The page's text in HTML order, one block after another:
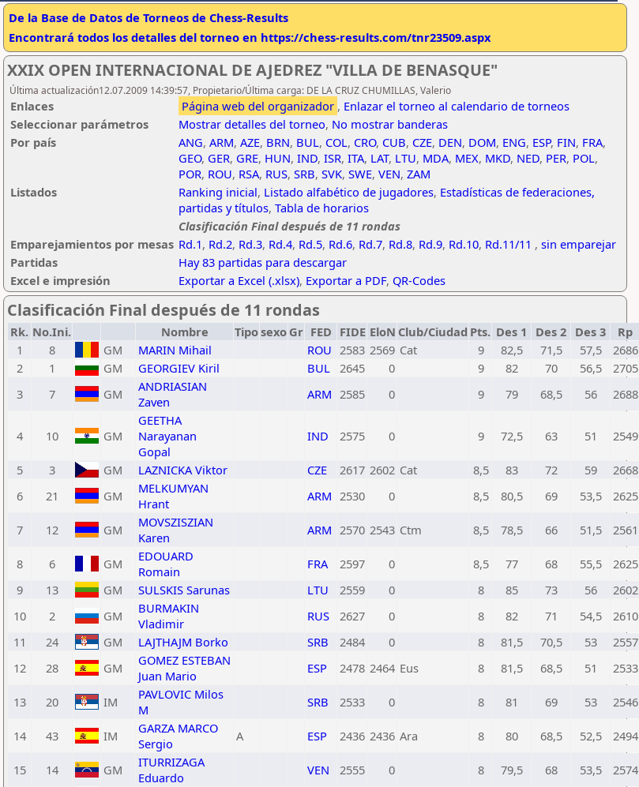
De la Base de Datos de Torneos de Chess-Results
Encontrará todos los detalles del torneo en https://chess-results.com/tnr23509.aspx
XXIX OPEN INTERNACIONAL DE AJEDREZ "VILLA DE BENASQUE"
Última actualización12.07.2009 14:39:57, Propietario/Última carga: DE LA CRUZ CHUMILLAS, Valerio
Enlaces Página web del organizador , Enlazar el torneo al calendario de torneos
Seleccionar parámetros
Mostrar detalles del torneo, No mostrar banderas
Por país
ANG, ARM, AZE, BRN, BUL, COL, CRO, CUB, CZE, DEN, DOM, ENG, ESP, FIN, FRA,
GEO, GER, GRE, HUN, IND, ISR, ITA, LAT, LTU, MDA, MEX, MKD, NED, PER, POL,
POR, ROU, RSA, RUS, SRB, SVK, SWE, VEN, ZAM
Listados
Ranking inicial, Listado alfabético de jugadores, Estadísticas de federaciones,
partidas y títulos, Tabla de horarios
Clasificación Final después de 11 rondas
Emparejamientos por mesas Rd.1, Rd.2, Rd.3, Rd.4, Rd.5, Rd.6, Rd.7, Rd.8, Rd.9, Rd.10, Rd.11/11 , sin emparejar
Partidas
Hay 83 partidas para descargar
Excel e impresión
Exportar a Excel (.xlsx), Exportar a PDF, QR-Codes
Clasificación Final después de 11 rondas
Rk. No.Ini. Nombre Tiposexo Gr FED FIDE EloN Club/Ciudad Pts. Des 1 Des 2 Des 3 Rp
1
8 GM MARIN Mihail ROU 2583 2569 Cat 9 82,5 71,5 57,5 2686
2
1 GM GEORGIEV Kiril BUL 2645 0 9 82 70 56,5 2705
3
7 GM
ANDRIASIAN
Zaven
ARM 2585 0 9 79 68,5 56 2688
4 10 GM
GEETHA
Narayanan
Gopal
IND 2575 0 9 72,5 63 51 2549
5 3 GM LAZNICKA Viktor CZE 2617 2602 Cat 8,5 83 72 59 2668
6
21 GM
MELKUMYAN
Hrant
ARM 2530 0 8,5 80,5 69 53,5 2625
7 12 GM
MOVSZISZIAN
Karen
ARM 2570 2543 Ctm 8,5 78,5 66 51,5 2561
8 6 GM
EDOUARD
Romain
FRA 2597 0 8,5 77 68 55,5 2625
9
13 GM SULSKIS Sarunas LTU 2559 0 8 85 73 56 2602
10
2 GM
BURMAKIN
Vladimir
RUS 2627 0 8 82 71 54,5 2610
11
24 GM LAJTHAJM Borko SRB 2484 0 8 81,5 70,5 53 2557
12
28 GM
GOMEZ ESTEBAN
Juan Mario
ESP 2478 2464 Eus 8 81,5 68,5 51 2533
13 20 IM
PAVLOVIC Milos
M
SRB 2533 0 8 81 69 53 2546
14 43 IM
GARZA MARCO
Sergio
A ESP 2436 2436 Ara 8 80 68,5 52,5 2494
15 14 GM
ITURRIZAGA
Eduardo
VEN 2555 0 8 79,5 68 53,5 2574